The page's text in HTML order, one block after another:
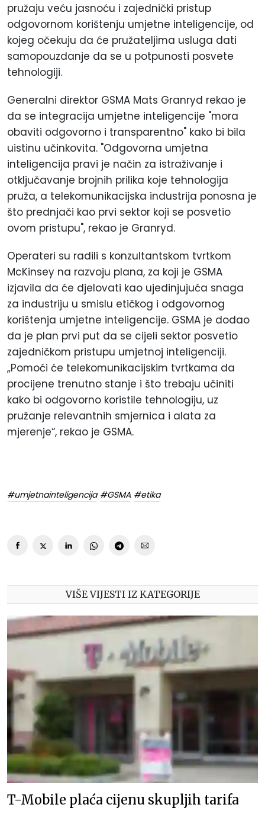
pružaju veću jasnoću i zajednički pristup
odgovornom korištenju umjetne inteligencije, od
kojeg očekuju da će pružateljima usluga dati
samopouzdanje da se u potpunosti posvete
tehnologiji.
Generalni direktor GSMA Mats Granryd rekao je
da se integracija umjetne inteligencije "mora
obaviti odgovorno i transparentno" kako bi bila
uistinu učinkovita. "Odgovorna umjetna
inteligencija pravi je način za istraživanje i
otključavanje brojnih prilika koje tehnologija
pruža, a telekomunikacijska industrija ponosna je
što prednjači kao prvi sektor koji se posvetio
ovom pristupu", rekao je Granryd.
Operateri su radili s konzultantskom tvrtkom
McKinsey na razvoju plana, za koji je GSMA
izjavila da će djelovati kao ujedinjujuća snaga
za industriju u smislu etičkog i odgovornog
korištenja umjetne inteligencije. GSMA je dodao
da je plan prvi put da se cijeli sektor posvetio
zajedničkom pristupu umjetnoj inteligenciji.
„Pomoći će telekomunikacijskim tvrtkama da
procijene trenutno stanje i što trebaju učiniti
kako bi odgovorno koristile tehnologiju, uz
pružanje relevantnih smjernica i alata za
mjerenje“, rekao je GSMA.
#umjetnainteligencija #GSMA #etika
VIŠE VIJESTI IZ KATEGORIJE
T-Mobile plaća cijenu skupljih tarifa